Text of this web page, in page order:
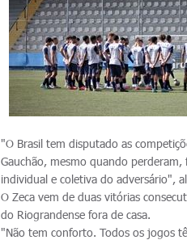
"O Brasil tem disputado as
Gauchão, mesmo quando
individual e coletiva do adversário",
O Zeca vem de duas vitórias
do Riograndense fora de casa.
"Não tem conforto. Todos os jogos